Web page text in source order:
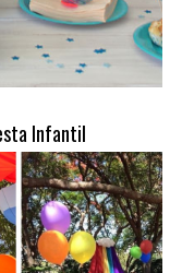
Infantil